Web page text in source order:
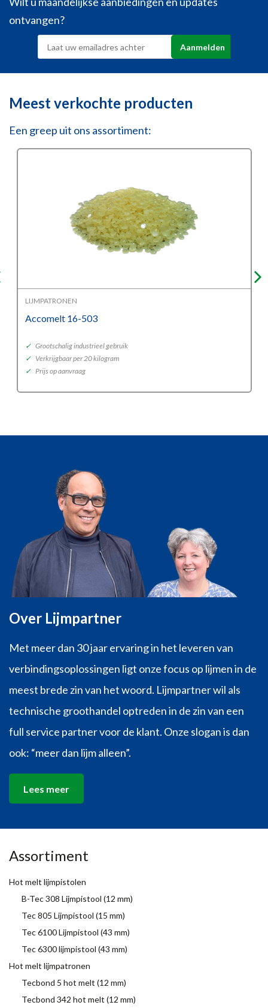
ontvangen?
Meest verkochte producten
Een greep uit ons assortiment:
LIJMPATRONEN
Accomelt 16-503
✓ Grootschalig industrieel gebruik
✓ Verkrijgbaar per 20 kilogram
✓ Prijs op aanvraag
Over Lijmpartner
Met meer dan 30 jaar ervaring in het leveren van
verbindingsoplossingen ligt onze focus op lijmen in de
meest brede zin van het woord. Lijmpartner wil als
technische groothandel optreden in de zin van een
full service partner voor de klant. Onze slogan is dan
ook: “meer dan lijm alleen”.
Lees meer
Assortiment
Hot melt lijmpistolen
B-Tec 308 Lijmpistool (12 mm)
Tec 805 Lijmpistool (15 mm)
Tec 6100 Lijmpistool (43 mm)
Tec 6300 lijmpistool (43 mm)
Hot melt lijmpatronen
Tecbond 5 hot melt (12 mm)
Tecbond 342 hot melt (12 mm)